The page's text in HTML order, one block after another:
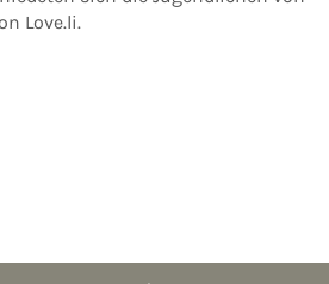
Love.li.